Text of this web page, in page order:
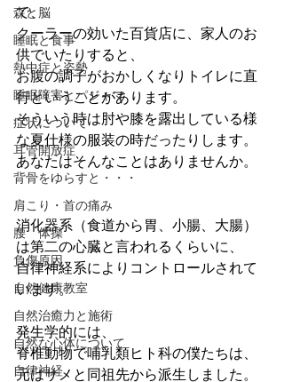
森と脳
睡眠と食事
熱中症と姿勢
睡眠障害とパジャマ
症状について
耳管開放症
背骨をゆらすと・・・
肩こり・首の痛み
腰 体操
負傷原因
自然健康教室
自然治癒力と施術
自然な心体について
自律神経
で、
クーラーの効いた百貨店に、家人のお
供でいたりすると、
お腹の調子がおかしくなりトイレに直
行ということがあります。
そういう時は肘や膝を露出している様
な夏仕様の服装の時だったりします。
あなたはそんなことはありませんか。
消化器系（食道から胃、小腸、大腸）
は第二の心臓と言われるくらいに、
自律神経系によりコントロールされて
います。
発生学的には、
脊椎動物で哺乳類ヒト科の僕たちは、
元はサメと同祖先から派生しました。